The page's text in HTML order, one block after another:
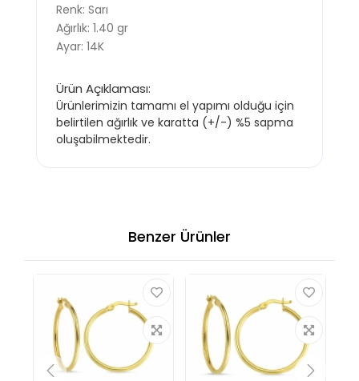
Renk: Sarı
Ağırlık: 1.40 gr
Ayar: 14K
Ürün Açıklaması:
Ürünlerimizin tamamı el yapımı olduğu için
belirtilen ağırlık ve karatta (+/-) %5 sapma
oluşabilmektedir.
Benzer Ürünler